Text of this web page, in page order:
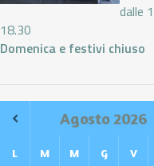
dalle
18.30
Domenica e festivi chiuso
Agosto2026
L M M G V